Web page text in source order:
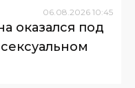
06 08 2026 10:45
оказался под